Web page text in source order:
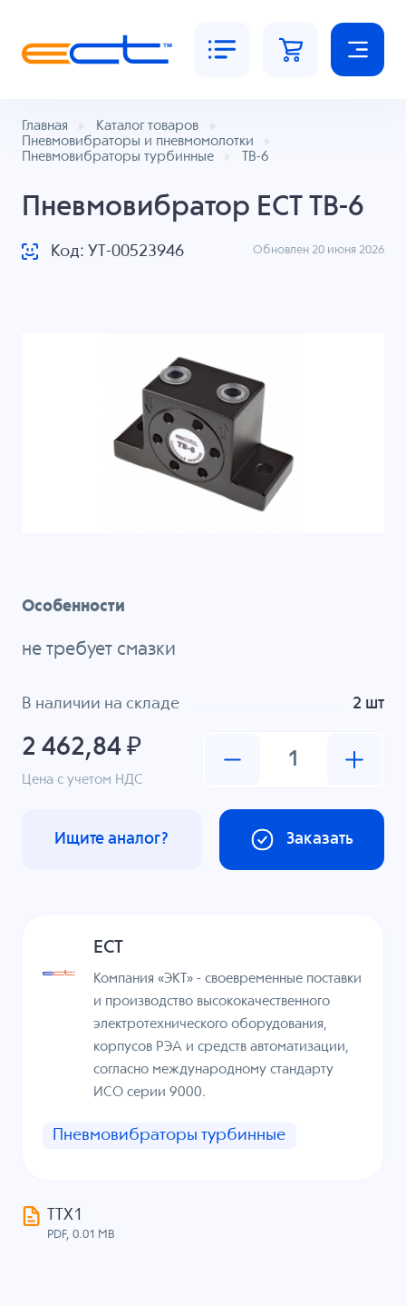
Главная
Каталог товаров
Пневмовибраторы и пневмомолотки
Пневмовибраторы турбинные
ТВ-6
Пневмовибратор ECT ТВ-6
Код: УТ-00523946 Обновлен 20 июня 2026
Особенности
не требует смазки
В наличии на складе 2 шт
2 462,84 ₽
Цена с учетом НДС
Заказать
Ищите аналог?
ECT
Компания «ЭКТ» - своевременные поставки
и производство высококачественного
электротехнического оборудования,
корпусов РЭА и средств автоматизации,
согласно международному стандарту
ИСО серии 9000.
Пневмовибраторы турбинные
ТТХ1
PDF, 0.01 MB